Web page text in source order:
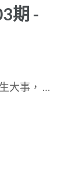
期 -
大事， …